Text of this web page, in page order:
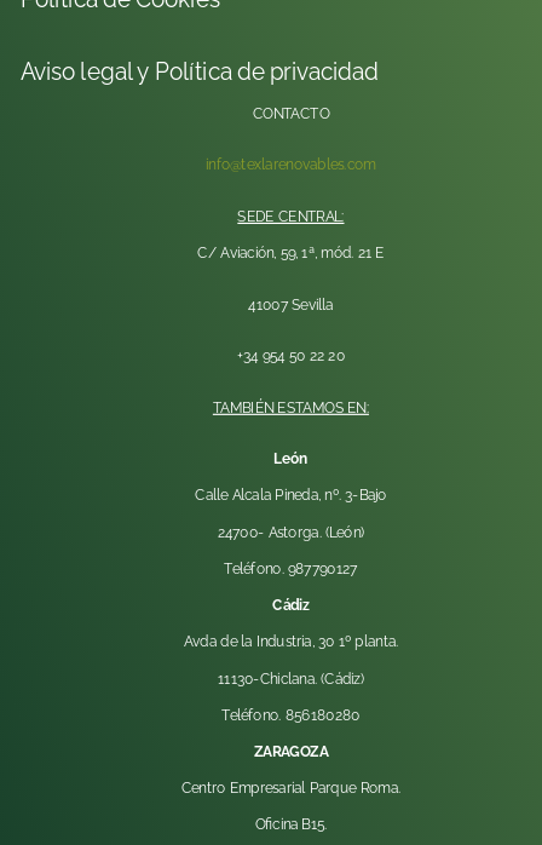
Aviso legal y Política de privacidad
CONTACTO
info@texlarenovables.com
SEDE CENTRAL:
C/ Aviación, 59, 1ª, mód. 21 E
41007 Sevilla
+34 954 50 22 20
TAMBIÉN ESTAMOS EN:
León
Calle Alcala Pineda, nº. 3-Bajo
24700- Astorga. (León)
Teléfono. 987790127
Cádiz
Avda de la Industria, 30 1º planta.
11130-Chiclana. (Cádiz)
Teléfono. 856180280
ZARAGOZA
Centro Empresarial Parque Roma.
Oficina B15.